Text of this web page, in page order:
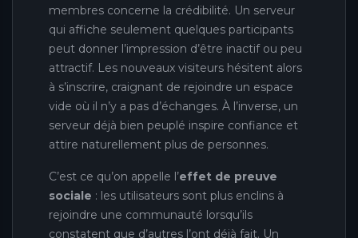
membres concerne la crédibilité. Un serveur
qui affiche seulement quelques participants
peut donner l’impression d’être inactif ou peu
attractif. Les nouveaux visiteurs hésitent alors
à s’inscrire, craignant de rejoindre un espace
vide où il n’y a pas d’échanges. À l’inverse, un
serveur déjà bien peuplé inspire confiance et
attire naturellement plus de personnes.
C’est ce qu’on appelle l’effet de preuve
sociale : les utilisateurs sont plus enclins à
rejoindre une communauté lorsqu’ils
constatent que d’autres l’ont déjà fait. Un